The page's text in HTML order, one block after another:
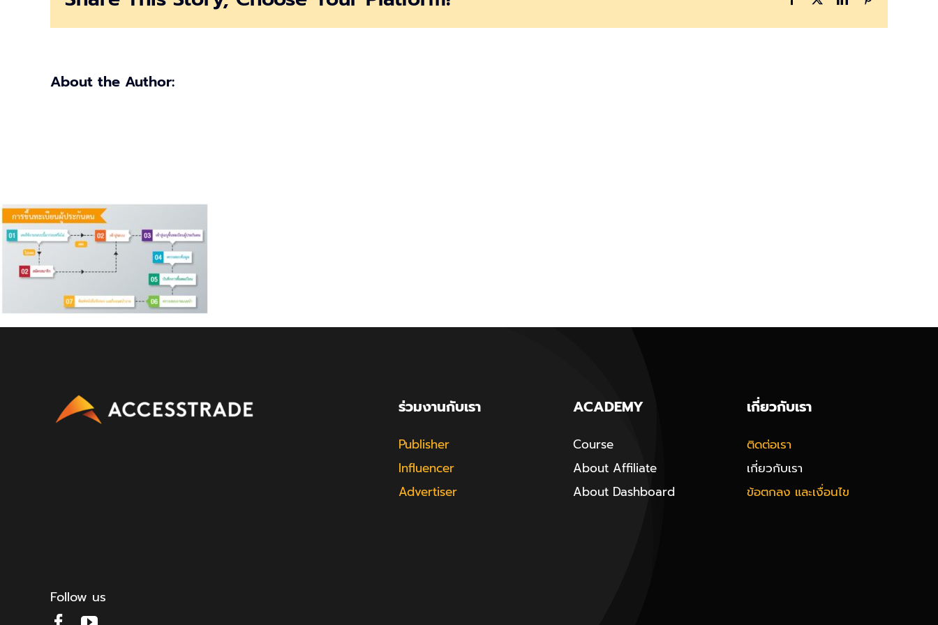
About the Author:
Follow us
ร่วมงานกับเรา
Publisher
Influencer
Advertiser
ACADEMY
Course
About Affiliate
About Dashboard
เกี่ยวกับเรา
ติดต่อเรา
เกี่ยวกับเรา
ข้อตกลง และเงื่อนไข